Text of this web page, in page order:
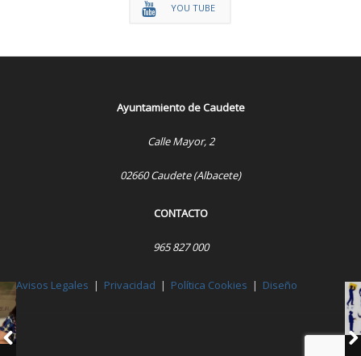
YOU TUBE
Ayuntamiento de Caudete
Calle Mayor, 2
02660 Caudete (Albacete)
CONTACTO
965 827 000
Avisos Legales | Privacidad | Política Cookies | Diseño